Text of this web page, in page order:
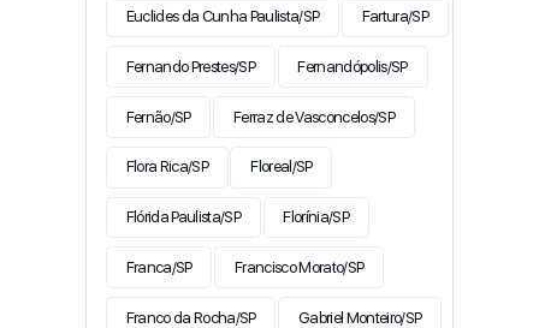
Euclides da Cunha Paulista/SP Fartura/SP
Fernando Prestes/SP Fernandópolis/SP
Fernão/SP Ferraz de Vasconcelos/SP
Flora Rica/SP Floreal/SP
Flórida Paulista/SP Florínia/SP
Franca/SP Francisco Morato/SP
Franco da Rocha/SP Gabriel Monteiro/SP